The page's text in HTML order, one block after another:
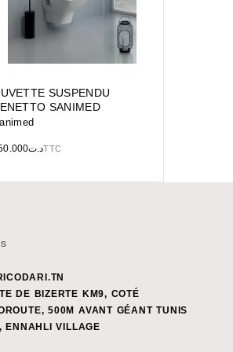
SUSPENDU
SANIMED
د.تTTC
DE BIZERTE KM9, COTÉ
500M AVANT GÉANT TUNIS
ENNAHLI VILLAGE